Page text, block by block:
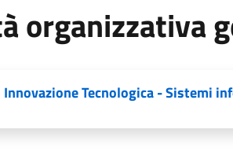
organizzativa
Innovazione Tecnologica - Sistemi